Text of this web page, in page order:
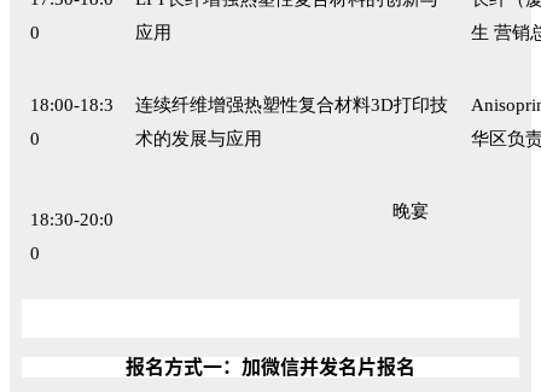
0
应用
生 营销
18:00-18:3
0
连续纤维增强热塑性复合材料3D打印技
术的发展与应用
华区负
18:30-20:0
0
晚宴
报名方式一：加微信并发名片报名